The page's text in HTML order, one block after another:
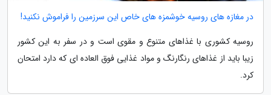
در مغازه های روسیه خوشمزه های خاص این سرزمین را فراموش نکنید!
روسیه کشوری با غذاهای متنوع و مقوی است و در سفر به این کشور
زیبا باید از غذاهای رنگارنگ و مواد غذایی فوق العاده ای که دارد امتحان
کرد.